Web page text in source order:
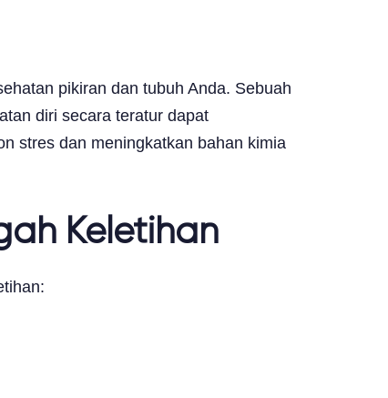
pikiran dan tubuh Anda. Sebuah
diri secara teratur dapat
stres dan meningkatkan bahan kimia
Keletihan